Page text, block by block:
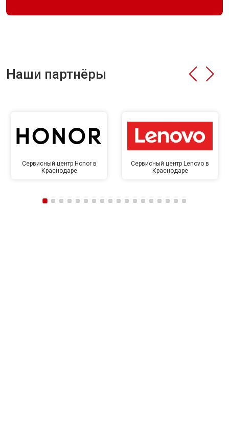
Наши партнёры
Сервисный центр Honor в
Краснодаре
Сервисный центр Lenovo в
Краснодаре